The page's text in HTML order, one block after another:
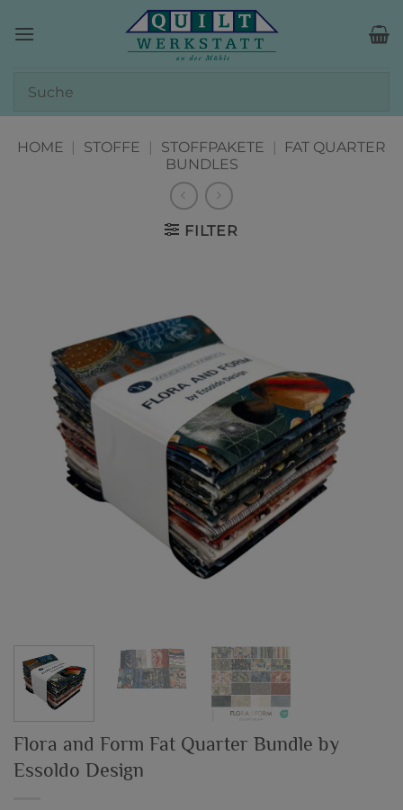
Inhalt
HOME | STOFFE | STOFFPAKETE |
FAT QUARTER
BUNDLES
FILTER
Flora and Form Fat Quarter Bundle by
Essoldo Design